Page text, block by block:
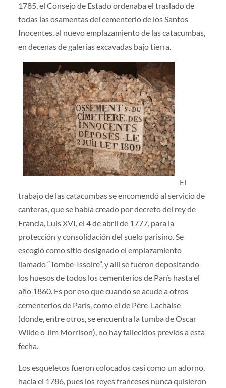
1785, el Consejo de Estado ordenaba el traslado de
todas las osamentas del cementerio de los Santos
Inocentes, al nuevo emplazamiento de las catacumbas,
en decenas de galerías excavadas bajo tierra.
El
trabajo de las catacumbas se encomendó al servicio de
canteras, que se había creado por decreto del rey de
Francia, Luis XVI, el 4 de abril de 1777, para la
protección y consolidación del suelo parisino. Se
escogió como sitio designado el emplazamiento
llamado “Tombe-Issoire”, y allí se fueron depositando
los huesos de todos los cementerios de París hasta el
año 1860. Es por eso que cuando se acude a otros
cementerios de París, como el de Père-Lachaise
(donde, entre otros, se encuentra la tumba de Oscar
Wilde o Jim Morrison), no hay fallecidos previos a esta
fecha.
Los esqueletos fueron colocados casi como un adorno,
hacia el 1786, pues los reyes franceses nunca quisieron